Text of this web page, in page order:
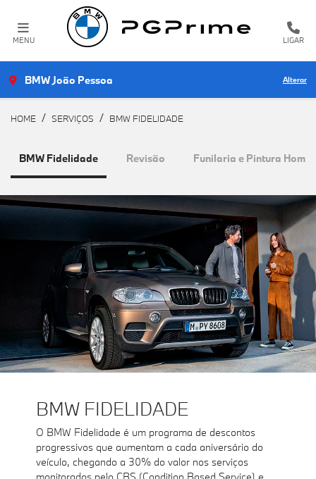
MENU LIGAR
BMW João Pessoa Alterar
HOME SERVIÇOS BMW FIDELIDADE
Revisão Funilaria e Pintura
BMW Fidelidade
BMW FIDELIDADE
O BMW Fidelidade é um programa de descontos
progressivos que aumentam a cada aniversário do
veículo, chegando a 30% do valor nos serviços
monitorados pelo CBS (Condition Based Service) e